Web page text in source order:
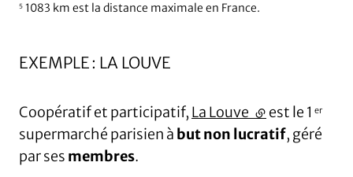
5 1083 km est la distance maximale en France.
EXEMPLE : LA LOUVE
Coopératif et participatif, La Louve (lien externe)
est le 1 er
supermarché parisien à but non lucratif, géré
par ses membres.